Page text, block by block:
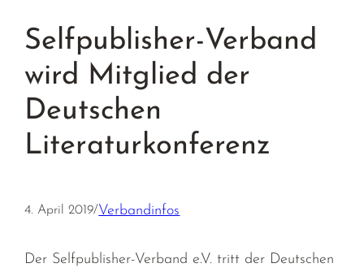
Selfpublisher-Verband
wird Mitglied der
Deutschen
Literaturkonferenz
4. April 2019/Verbandinfos
Der Selfpublisher-Verband e.V. tritt der Deutschen